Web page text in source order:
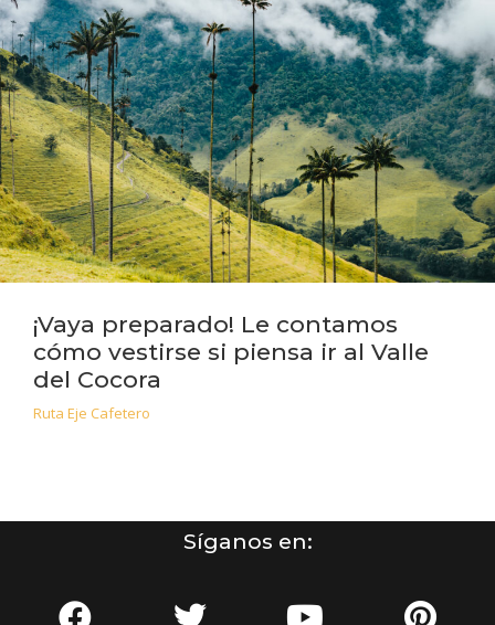
¡Vaya preparado! Le contamos
cómo vestirse si piensa ir al Valle
del Cocora
Ruta Eje Cafetero
Síganos en: